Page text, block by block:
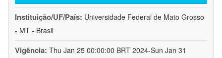
Instituição/UF/País: Universidade Federal de Mato Grosso
- MT - Brasil
Vigência: Thu Jan 25 00:00:00 BRT 2024-Sun Jan 31